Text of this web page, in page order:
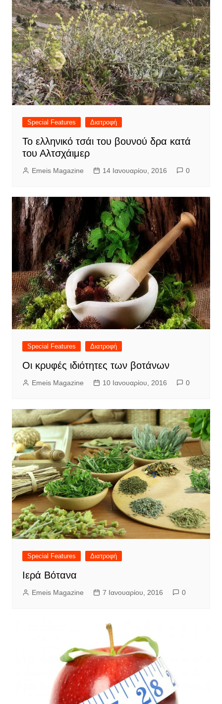
Special Features Διατροφή
Το ελληνικό τσάι του βουνού δρα κατά
του Αλτσχάιμερ
Emeis Magazine 14 Ιανουαρίου, 2016 0
Special Features Διατροφή
Οι κρυφές ιδιότητες των βοτάνων
Emeis Magazine 10 Ιανουαρίου, 2016 0
Special Features Διατροφή
Ιερά Βότανα
Emeis Magazine 7 Ιανουαρίου, 2016 0